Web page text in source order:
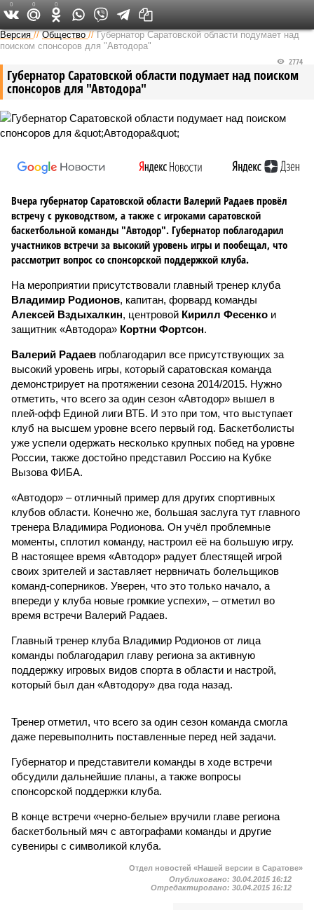
Версия в Саратове
Версия //Общество //Губернатор Саратовской области подумает над
поиском спонсоров для "Автодора"
Губернатор Саратовской области подумает над поиском
спонсоров для "Автодора"
2774
Вчера губернатор Саратовской области Валерий Радаев провёл
встречу с руководством, а также с игроками саратовской
баскетбольной команды "Автодор". Губернатор поблагодарил
участников встречи за высокий уровень игры и пообещал, что
рассмотрит вопрос со спонсорской поддержкой клуба.
На мероприятии присутствовали главный тренер клуба
Владимир Родионов, капитан, форвард команды
Алексей Вздыхалкин, центровой Кирилл Фесенко и
защитник «Автодора» Кортни Фортсон.
Валерий Радаев поблагодарил все присутствующих за
высокий уровень игры, который саратовская команда
демонстрирует на протяжении сезона 2014/2015. Нужно
отметить, что всего за один сезон «Автодор» вышел в
плей-офф Единой лиги ВТБ. И это при том, что выступает
клуб на высшем уровне всего первый год. Баскетболисты
уже успели одержать несколько крупных побед на уровне
России, также достойно представил Россию на Кубке
Вызова ФИБА.
«Автодор» – отличный пример для других спортивных
клубов области. Конечно же, большая заслуга тут главного
тренера Владимира Родионова. Он учёл проблемные
моменты, сплотил команду, настроил её на большую игру.
В настоящее время «Автодор» радует блестящей игрой
своих зрителей и заставляет нервничать болельщиков
команд-соперников. Уверен, что это только начало, а
впереди у клуба новые громкие успехи», – отметил во
время встречи Валерий Радаев.
Главный тренер клуба Владимир Родионов от лица
команды поблагодарил главу региона за активную
поддержку игровых видов спорта в области и настрой,
который был дан «Автодору» два года назад.
Тренер отметил, что всего за один сезон команда смогла
даже перевыполнить поставленные перед ней задачи.
Губернатор и представители команды в ходе встречи
обсудили дальнейшие планы, а также вопросы
спонсорской поддержки клуба.
В конце встречи «черно-белые» вручили главе региона
баскетбольный мяч с автографами команды и другие
сувениры с символикой клуба.
0 0 0
Отдел новостей «Нашей версии в Саратове»
Опубликовано: 30.04.2015 16:12
Отредактировано: 30.04.2015 16:12